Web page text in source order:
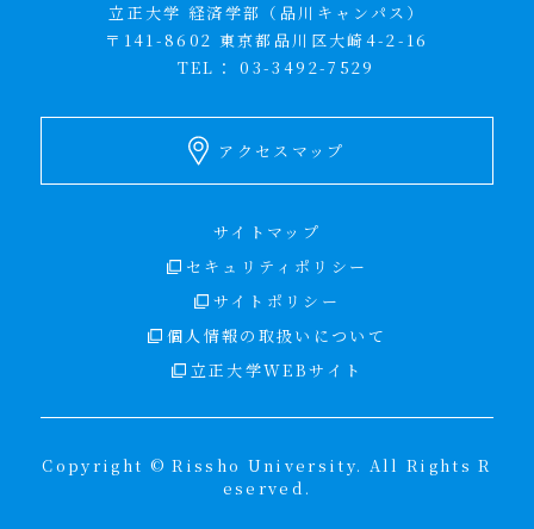
立正大学 経済学部（品川キャンパス）
〒141-8602 東京都品川区大崎4-2-16
TEL：03-3492-7529
アクセスマップ
サイトマップ
セキュリティポリシー
サイトポリシー
個人情報の取扱いについて
立正大学WEBサイト
Copyright © Rissho University. All Rights R
eserved.